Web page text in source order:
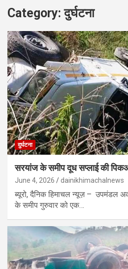
Category:दुर्घटना
दुर्घटना
सरयांज के समीप दूध सप्लाई की
June 4, 2026 dainikhimachalnews
ब्यूरो, दैनिक हिमाचल न्यूज़ – उपमंडल
के समीप गुरुवार को एक…